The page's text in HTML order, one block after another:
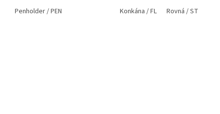
Penholder / PEN Konkána / FL Rovná / ST